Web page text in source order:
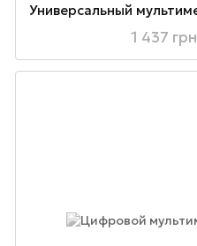
1 437 грн